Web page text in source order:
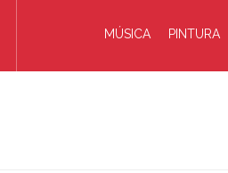
MÚSICA PINTURA